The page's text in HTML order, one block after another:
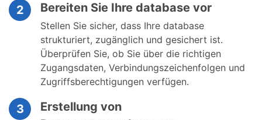
2 Bereiten Sie Ihre database vor
Stellen Sie sicher, dass Ihre database
strukturiert, zugänglich und gesichert ist.
Überprüfen Sie, ob Sie über die richtigen
Zugangsdaten, Verbindungszeichenfolgen und
Zugriffsberechtigungen verfügen.
3
Erstellung von